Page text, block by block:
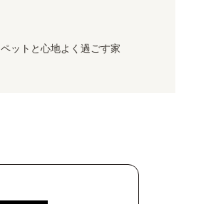
ペットと心地よく過ごす家